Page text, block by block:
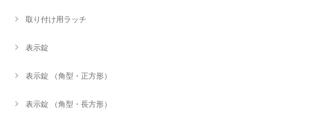
取り付け用ラッチ
表示錠
表示錠 （角型・正方形）
表示錠 （角型・長方形）